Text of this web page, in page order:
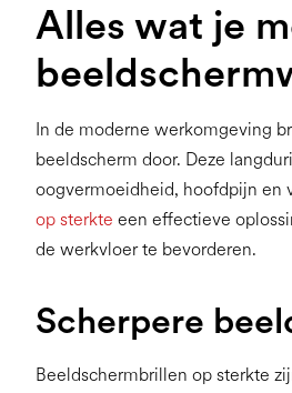
Alles wat je
In de moderne werkomgeving
beeldscherm door. Deze
oogvermoeidheid, hoofdpijn en
op sterkte een effectieve
de werkvloer te bevorderen.
Scherpere
Beeldschermbrillen op sterkte